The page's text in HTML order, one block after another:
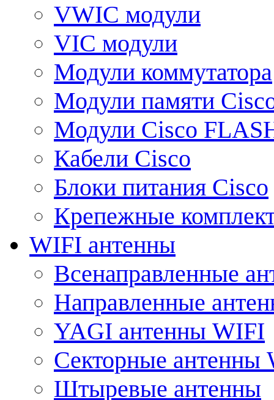
VWIC модули
VIC модули
Модули коммутатора
Модули памяти
Модули Cisco
Кабели Cisco
Блоки питания Cisco
Крепежные
WIFI антенны
Всенаправленные
Направленные
YAGI антенны WIFI
Секторные антенны
Штыревые антенны